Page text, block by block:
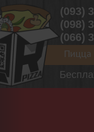
(093)
(098)
(066)
Пицца